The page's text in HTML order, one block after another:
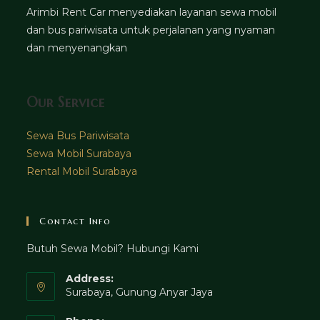
Arimbi Rent Car menyediakan layanan sewa mobil
dan bus pariwisata untuk perjalanan yang nyaman
dan menyenangkan
Our Service
Sewa Bus Pariwisata
Sewa Mobil Surabaya
Rental Mobil Surabaya
Contact Info
Butuh Sewa Mobil? Hubungi Kami
Address:
Surabaya, Gunung Anyar Jaya